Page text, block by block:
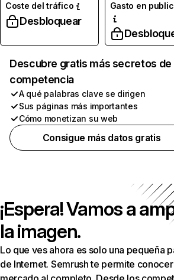
Coste del tráfico
Desbloquear
Gasto en
Descubre gratis más secretos de
competencia
A qué palabras clave se dirigen
Sus páginas más importantes
Cómo monetizan su web
Consigue más datos gratis
¡Espera! Vamos a
la imagen.
Lo que ves ahora es solo una pequeña
de Internet. Semrush te permite